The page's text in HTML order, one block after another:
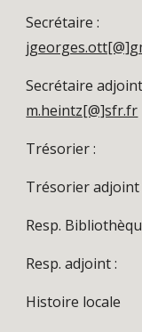
Secrétaire :
Secrétaire
m.heintz[@]sfr.fr
Trésorier :
Trésorier
Resp.
Resp. adjoint :
Histoire locale